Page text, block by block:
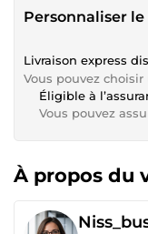
Personnaliser le
Livraison express
Vous pouvez
Éligible à
Vous pouvez
À propos du